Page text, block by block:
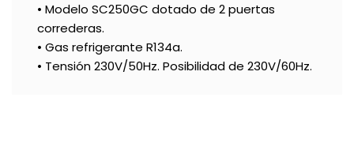
• Modelo SC250GC dotado de 2 puertas
correderas.
• Gas refrigerante R134a.
• Tensión 230V/50Hz. Posibilidad de 230V/60Hz.